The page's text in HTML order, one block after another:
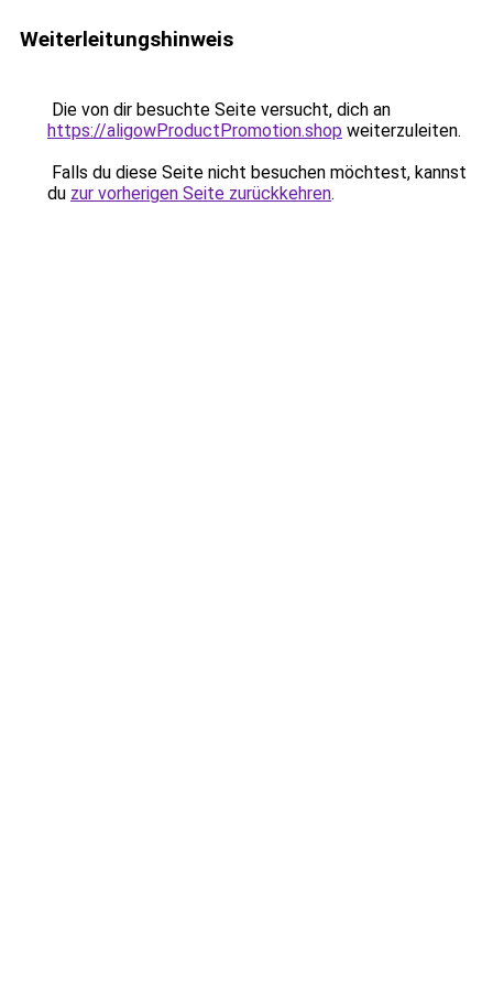
Weiterleitungshinweis
Die von dir besuchte Seite versucht, dich an
https://aligowProductPromotion.shop weiterzuleiten.
Falls du diese Seite nicht besuchen möchtest, kannst
du zur vorherigen Seite zurückkehren.